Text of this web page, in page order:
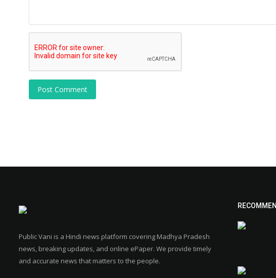
Post Comment
Public Vani is a Hindi news platform covering Madhya Pradesh
news, breaking updates, and online ePaper. We provide timely
and accurate news that matters to the people.